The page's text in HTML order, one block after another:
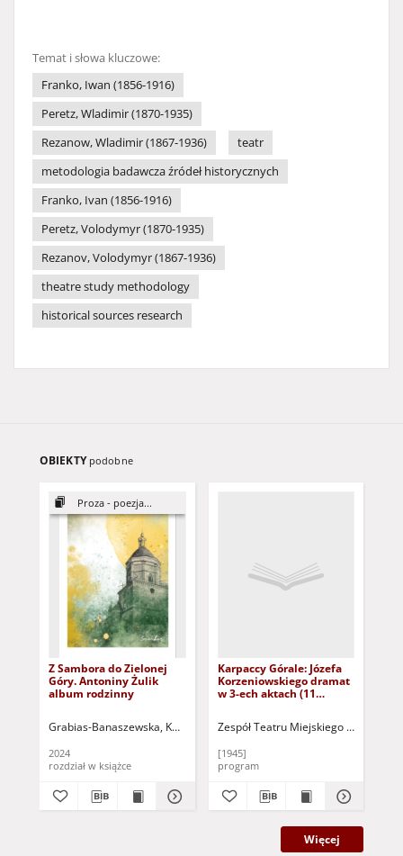
Temat i słowa kluczowe:
Franko, Iwan (1856-1916)
Peretz, Wladimir (1870-1935)
Rezanow, Wladimir (1867-1936)
teatr
metodologia badawcza źródeł historycznych
Franko, Ivan (1856-1916)
Peretz, Volodymyr (1870-1935)
Rezanov, Volodymyr (1867-1936)
theatre study methodology
historical sources research
OBIEKTY podobne
Proza - poezja...
Z Sambora do Zielonej
Góry. Antoniny Żulik
album rodzinny
Grabias-Banaszewska, Katarzyna Węgorowska, Katarzyna - red. nauk.
2024
rozdział w książce
Karpaccy Górale: Józefa
Korzeniowskiego dramat
w 3-ech aktach (11
XII. 1945 r.
Zespół Teatru Miejskiego w
[1945]
program
Więcej